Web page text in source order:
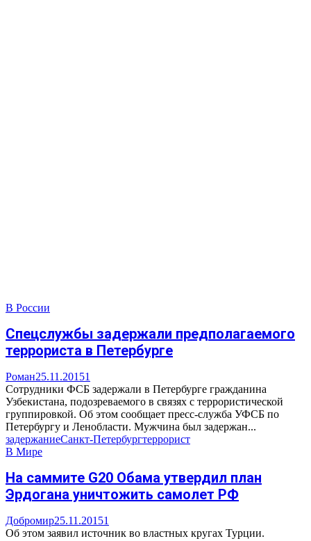
В России
Спецслужбы задержали предполагаемого
террориста в Петербурге
Роман25.11.20151
Сотрудники ФСБ задержали в Петербурге гражданина
Узбекистана, подозреваемого в связях с террористической
группировкой. Об этом сообщает пресс-служба УФСБ по
Петербургу и Ленобласти. Мужчина был задержан...
задержаниеСанкт-Петербургтеррорист
В Мире
На саммите G20 Обама утвердил план
Эрдогана уничтожить самолет РФ
Добромир25.11.20151
Об этом заявил источник во властных кругах Турции.